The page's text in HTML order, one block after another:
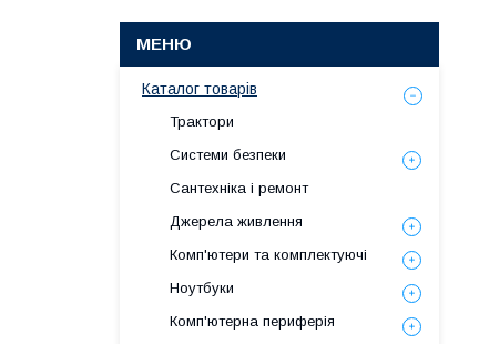
Каталог товарів
Трактори
Системи безпеки
Сантехніка і ремонт
Джерела живлення
Комп'ютери та комплектуючі
Ноутбуки
Комп'ютерна периферія